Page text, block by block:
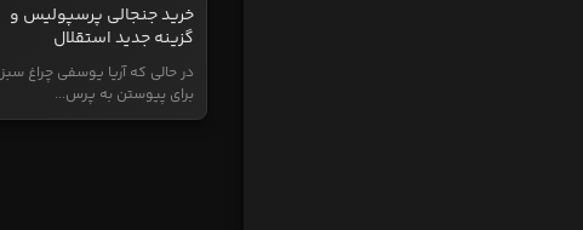
خرید جنجالی پرسپولیس و
گزینه جدید استقلال
در حالی که آریا یوسفی چراغ
برای پیوستن به پرس...